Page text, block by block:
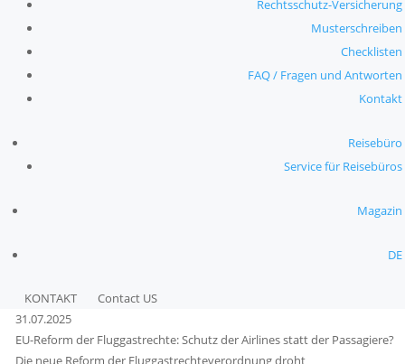
Rechtsschutz-Versicherung
Musterschreiben
Checklisten
FAQ / Fragen und Antworten
Kontakt
Reisebüro
Service für Reisebüros
Magazin
DE
KONTAKT
Contact US
31.07.2025
EU-Reform der Fluggastrechte: Schutz der Airlines statt der Passagiere?
Die neue Reform der Fluggastrechteverordnung droht